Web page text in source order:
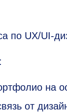
по UX/UI-
на
от